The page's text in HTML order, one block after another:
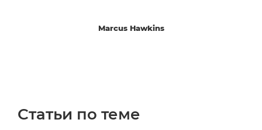
Marcus Hawkins
Статьи по теме